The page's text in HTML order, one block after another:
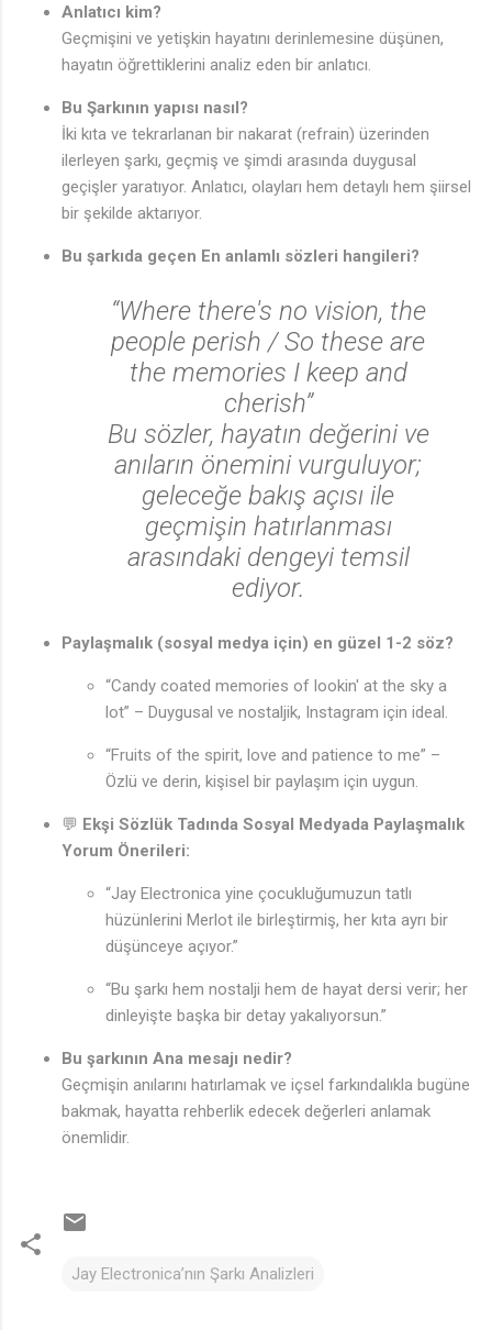
Anlatıcı kim?
Geçmişini ve yetişkin hayatını derinlemesine düşünen,
hayatın öğrettiklerini analiz eden bir anlatıcı.
Bu Şarkının yapısı nasıl?
İki kıta ve tekrarlanan bir nakarat (refrain) üzerinden
ilerleyen şarkı, geçmiş ve şimdi arasında duygusal
geçişler yaratıyor. Anlatıcı, olayları hem detaylı hem şiirsel
bir şekilde aktarıyor.
Bu şarkıda geçen En anlamlı sözleri hangileri?
“Where there's no vision, the
people perish / So these are
the memories I keep and
cherish”
Bu sözler, hayatın değerini ve
anıların önemini vurguluyor;
geleceğe bakış açısı ile
geçmişin hatırlanması
arasındaki dengeyi temsil
ediyor.
Paylaşmalık (sosyal medya için) en güzel 1-2 söz?
“Candy coated memories of lookin' at the sky a
lot” – Duygusal ve nostaljik, Instagram için ideal.
“Fruits of the spirit, love and patience to me” –
Özlü ve derin, kişisel bir paylaşım için uygun.
💬 Ekşi Sözlük Tadında Sosyal Medyada Paylaşmalık
Yorum Önerileri:
“Jay Electronica yine çocukluğumuzun tatlı
hüzünlerini Merlot ile birleştirmiş, her kıta ayrı bir
düşünceye açıyor.”
“Bu şarkı hem nostalji hem de hayat dersi verir; her
dinleyişte başka bir detay yakalıyorsun.”
Bu şarkının Ana mesajı nedir?
Geçmişin anılarını hatırlamak ve içsel farkındalıkla bugüne
bakmak, hayatta rehberlik edecek değerleri anlamak
önemlidir.
Jay Electronica’nın Şarkı Analizleri